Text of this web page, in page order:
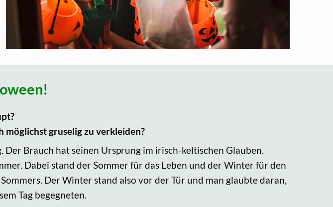
möglichst gruselig zu verkleiden?
Brauch hat seinen Ursprung im irisch-keltischen Glauben.
Dabei stand der Sommer für das Leben und der Winter für den
Der Winter stand also vor der Tür und man glaubte daran,
Tag begegneten.